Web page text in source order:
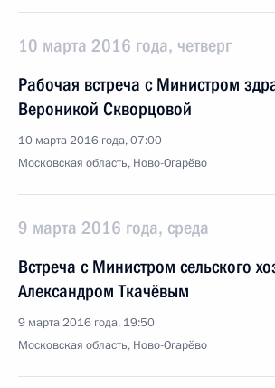
10 марта 2016 года, четверг
Рабочая встреча с Министром
Вероникой Скворцовой
10 марта 2016 года, 07:00
Московская область, Ново-Огарёво
9 марта 2016 года, среда
Встреча с Министром сельского
Александром Ткачёвым
9 марта 2016 года, 19:50
Московская область, Ново-Огарёво